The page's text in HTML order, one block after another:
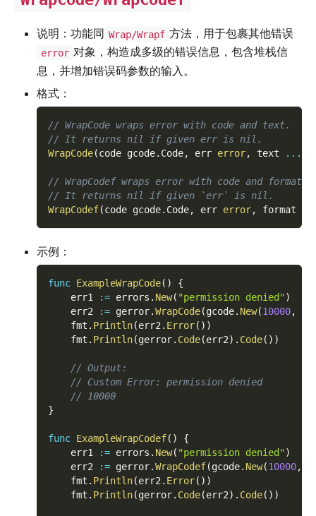
说明：功能同 Wrap/Wrapf 方法，用于包裹其他错误
error 对象，构造成多级的错误信息，包含堆栈信
息，并增加错误码参数的输入。
格式：
// WrapCode wraps error with code and text.
// It returns nil if given err is nil.
WrapCode(code gcode. Code, err error, text ...
// WrapCodef wraps error with code and format
// It returns nil if given `err` is nil.
WrapCodef(code gcode. Code, err error, format
示例：
func ExampleWrapCode( )
{
    err1
:= errors . New( "permission denied")
    err2
:= gerror.WrapCode(gcode. New(10000,
    fmt
. Println(err2 . Error( ) )
    fmt
. Println(gerror. Code(err2) . Code( ) )
// Output:
// Custom Error: permission denied
// 10000
}
func ExampleWrapCodef( )
{
    err1
:= errors . New( "permission denied")
    err2
:= gerror.WrapCodef(gcode. New(10000,
    fmt
. Println(err2 . Error( ) )
    fmt
. Println(gerror. Code(err2) . Code( ) )